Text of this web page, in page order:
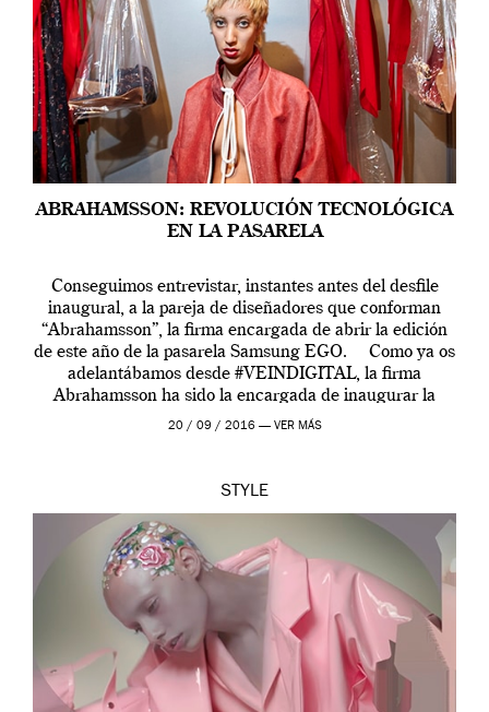
ABRAHAMSSON: REVOLUCIÓN TECNOLÓGICA
EN LA PASARELA
Conseguimos entrevistar, instantes antes del desfile
inaugural, a la pareja de diseñadores que conforman
“Abrahamsson”, la firma encargada de abrir la edición
de este año de la pasarela Samsung EGO. Como ya os
adelantábamos desde #VEINDIGITAL, la firma
Abrahamsson ha sido la encargada de inaugurar la
edición de este año de EGO, la […]
20 / 09 / 2016 — VER MÁS
STYLE